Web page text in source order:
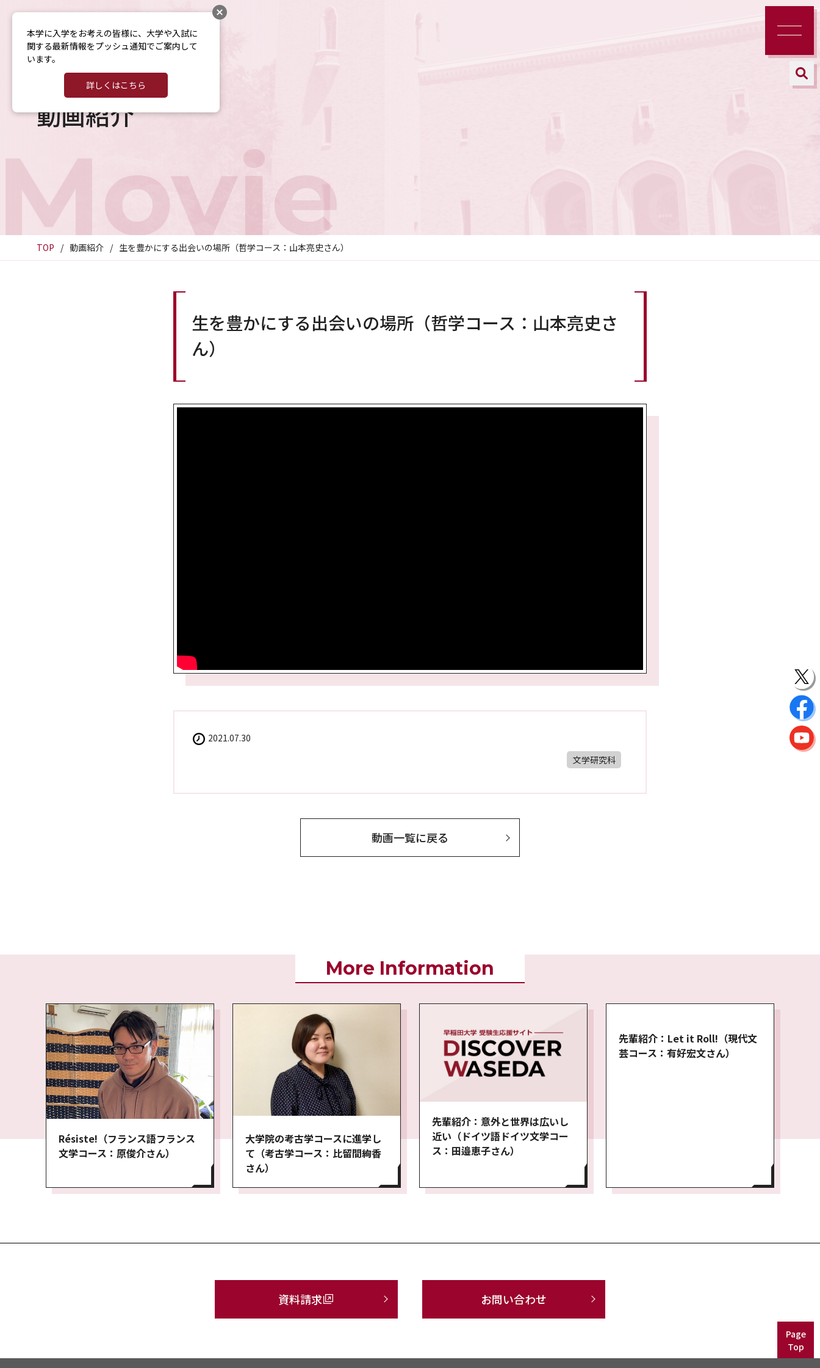
動画紹介
TOP 動画紹介 生を豊かにする出会いの場所（哲学コース：山本亮史さん）
生を豊かにする出会いの場所（哲学コース：山本亮史さ
ん）
2021.07.30
文学研究科
動画一覧に戻る
More Information
Résiste!（フランス語フランス
文学コース：原俊介さん）
大学院の考古学コースに進学し
て（考古学コース：比留間絢香
さん）
先輩紹介：意外と世界は広いし
近い（ドイツ語ドイツ文学コー
ス：田邉恵子さん）
先輩紹介：Let it Roll!（現代文
芸コース：有好宏文さん）
資料請求 お問い合わせ
Page
Top
本学に入学をお考えの皆様に、大学や入試に
関する最新情報をプッシュ通知でご案内して
います。
詳しくはこちら